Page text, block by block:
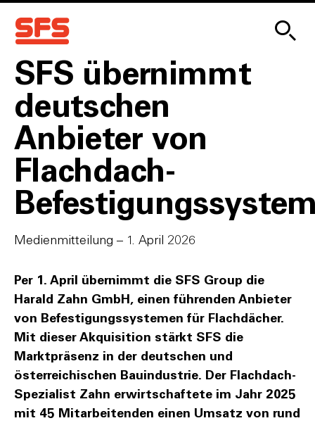
SFS übernimmt
deutschen
Anbieter von
Flachdach-
Medienmitteilung – 1. April 2026
Per 1. April übernimmt die SFS Group die
Harald Zahn GmbH, einen führenden Anbieter
von Befestigungssystemen für Flachdächer.
Mit dieser Akquisition stärkt SFS die
Marktpräsenz in der deutschen und
österreichischen Bauindustrie. Der Flachdach-
Spezialist Zahn erwirtschaftete im Jahr 2025
mit 45 Mitarbeitenden einen Umsatz von rund